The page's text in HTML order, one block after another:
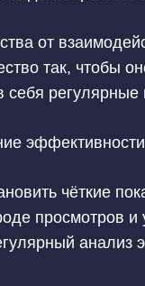
от
так, чтобы
себя
эффективности
чёткие
просмотров и
анализ